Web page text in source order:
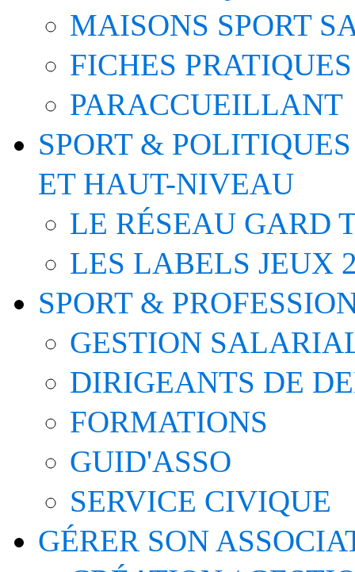
MAISONS SPORT
FICHES PRATIQUES
PARACCUEILLANT
SPORT &
ET HAUT-NIVEAU
LE RÉSEAU GARD
LES LABELS JEUX
SPORT &
GESTION
DIRIGEANTS DE
FORMATIONS
GUID'ASSO
SERVICE CIVIQUE
GÉRER SON